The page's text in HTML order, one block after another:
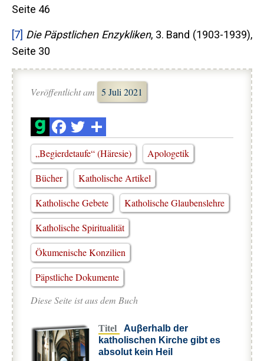
Seite 46
[7] Die Päpstlichen Enzykliken, 3. Band (1903-1939),
Seite 30
Veröffentlicht am 5 Juli 2021
„Begierdetaufe“ (Häresie)
Apologetik
Bücher
Katholische Artikel
Katholische Gebete
Katholische Glaubenslehre
Katholische Spiritualität
Ökumenische Konzilien
Päpstliche Dokumente
Diese Seite ist aus dem Buch
Titel
Auβerhalb der
katholischen Kirche gibt es
absolut kein Heil